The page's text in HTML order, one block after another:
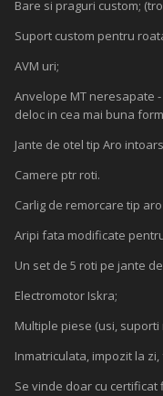
Bare si praguri custom;
Suport custom pentru
AVM uri;
Anvelope MT neresapate -
deloc in cea mai buna
Jante de otel tip Aro
Camere ptr roti.
Carlig de remorcare tip
Aripi fata modificate
Un set de 5 roti pe jante
Electromotor Iskra;
Multiple piese (usi,
Inmatriculata, impozit la
Se vinde doar cu certificat